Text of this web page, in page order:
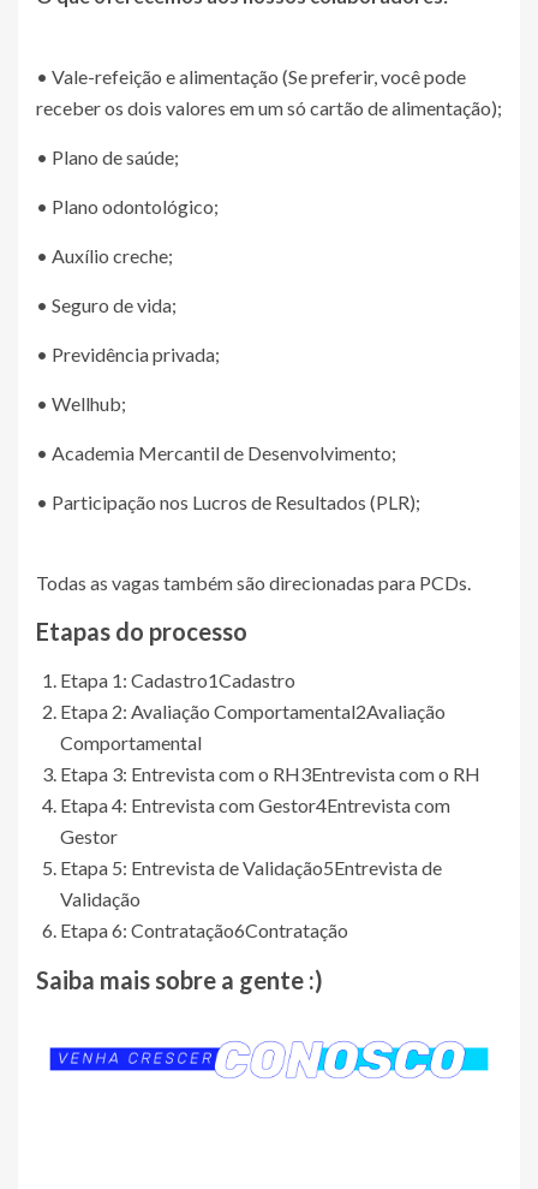
• Vale-refeição e alimentação (Se preferir, você pode
receber os dois valores em um só cartão de alimentação);
• Plano de saúde;
• Plano odontológico;
• Auxílio creche;
• Seguro de vida;
• Previdência privada;
• Wellhub;
• Academia Mercantil de Desenvolvimento;
• Participação nos Lucros de Resultados (PLR);
Todas as vagas também são direcionadas para PCDs.
Etapas do processo
Etapa 1: Cadastro1Cadastro
Etapa 2: Avaliação Comportamental2Avaliação
Comportamental
Etapa 3: Entrevista com o RH3Entrevista com o RH
Etapa 4: Entrevista com Gestor4Entrevista com
Gestor
Etapa 5: Entrevista de Validação5Entrevista de
Validação
Etapa 6: Contratação6Contratação
Saiba mais sobre a gente :)